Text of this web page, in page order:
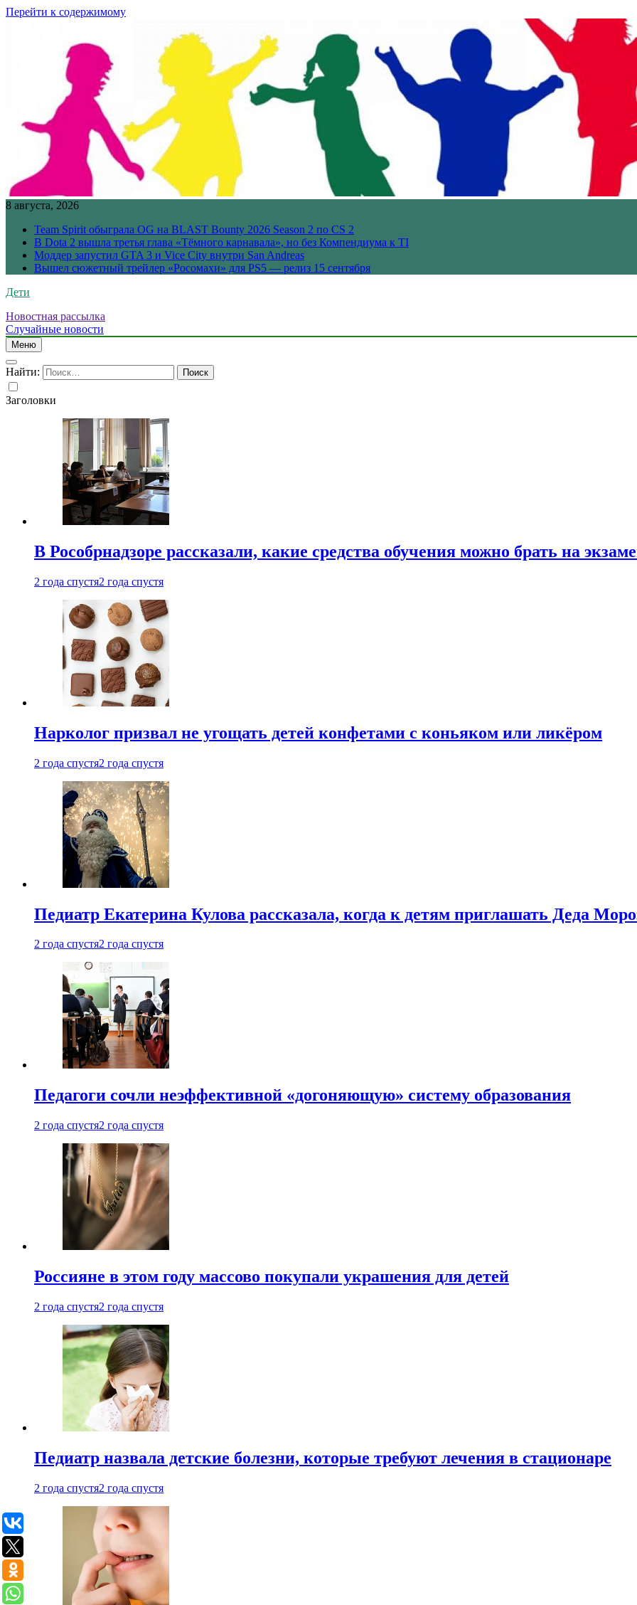
Перейти к содержимому
8 августа, 2026
Team Spirit обыграла OG на BLAST Bounty 2026 Season 2 по CS 2
В Dota 2 вышла третья глава «Тёмного карнавала», но без Компендиума к TI
Моддер запустил GTA 3 и Vice City внутри San Andreas
Вышел сюжетный трейлер «Росомахи» для PS5 — релиз 15 сентября
Дети
Новостная рассылка
Случайные новости
Меню
Найти:
Заголовки
В Рособрнадзоре рассказали, какие средства обучения можно брать на
2 года спустя2 года спустя
Нарколог призвал не угощать детей конфетами с коньяком или ликёром
2 года спустя2 года спустя
Педиатр Екатерина Кулова рассказала, когда к детям приглашать Деда
2 года спустя2 года спустя
Педагоги сочли неэффективной «догоняющую» систему образования
2 года спустя2 года спустя
Россияне в этом году массово покупали украшения для детей
2 года спустя2 года спустя
Педиатр назвала детские болезни, которые требуют лечения в стационаре
2 года спустя2 года спустя